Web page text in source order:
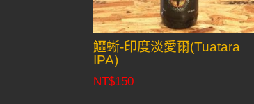
鱷蜥-印度淡愛爾(Tuatara
IPA)
NT$150